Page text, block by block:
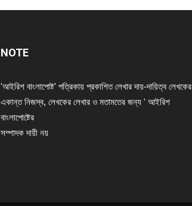
NOTE
'আইরিশ বাংলাপোষ্ট' পত্রিকায় প্রকাশিত লেখার দায়-দায়িত্ব লেখকের
একান্ত নিজস্ব, লেখকের লেখার ও মতামতের জন্য ' আইরিশ
বাংলাপোষ্টের
সম্পাদক দায়ী নয়